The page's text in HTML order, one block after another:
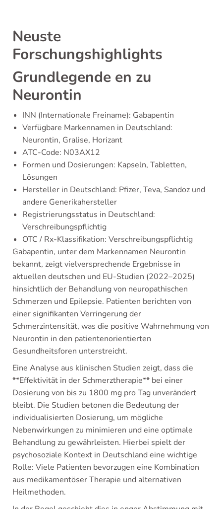
Neuste
Forschungshighlights
Grundlegende en zu
Neurontin
INN (Internationale Freiname): Gabapentin
Verfügbare Markennamen in Deutschland:
Neurontin, Gralise, Horizant
ATC-Code: N03AX12
Formen und Dosierungen: Kapseln, Tabletten,
Lösungen
Hersteller in Deutschland: Pfizer, Teva, Sandoz und
andere Generikahersteller
Registrierungsstatus in Deutschland:
Verschreibungspflichtig
OTC / Rx-Klassifikation: Verschreibungspflichtig
Gabapentin, unter dem Markennamen Neurontin
bekannt, zeigt vielversprechende Ergebnisse in
aktuellen deutschen und EU-Studien (2022–2025)
hinsichtlich der Behandlung von neuropathischen
Schmerzen und Epilepsie. Patienten berichten von
einer signifikanten Verringerung der
Schmerzintensität, was die positive Wahrnehmung von
Neurontin in den patientenorientierten
Gesundheitsforen unterstreicht.
Eine Analyse aus klinischen Studien zeigt, dass die
**Effektivität in der Schmerztherapie** bei einer
Dosierung von bis zu 1800 mg pro Tag unverändert
bleibt. Die Studien betonen die Bedeutung der
individualisierten Dosierung, um mögliche
Nebenwirkungen zu minimieren und eine optimale
Behandlung zu gewährleisten. Hierbei spielt der
psychosoziale Kontext in Deutschland eine wichtige
Rolle: Viele Patienten bevorzugen eine Kombination
aus medikamentöser Therapie und alternativen
Heilmethoden.